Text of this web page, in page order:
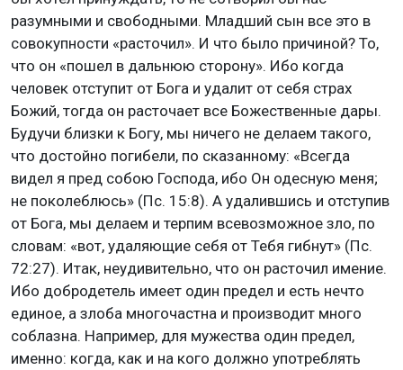
разумными и свободными. Младший сын все это в
совокупности «расточил». И что было причиной? То,
что он «пошел в дальнюю сторону». Ибо когда
человек отступит от Бога и удалит от себя страх
Божий, тогда он расточает все Божественные дары.
Будучи близки к Богу, мы ничего не делаем такого,
что достойно погибели, по сказанному: «Всегда
видел я пред собою Господа, ибо Он одесную меня;
не поколеблюсь» (Пс. 15:8). А удалившись и отступив
от Бога, мы делаем и терпим всевозможное зло, по
словам: «вот, удаляющие себя от Тебя гибнут» (Пс.
72:27). Итак, неудивительно, что он расточил имение.
Ибо добродетель имеет один предел и есть нечто
единое, а злоба многочастна и производит много
соблазна. Например, для мужества один предел,
именно: когда, как и на кого должно употреблять